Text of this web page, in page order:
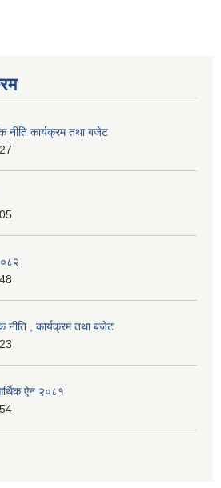
नीति कार्यक्रम तथा बजेट
नीति , कार्यक्रम तथा बजेट
‌‌‌ऐन २०८१